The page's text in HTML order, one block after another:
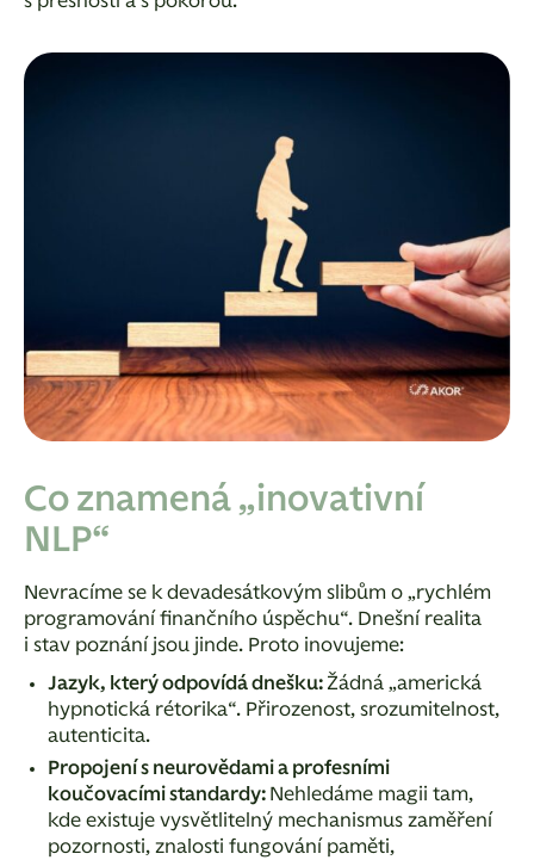
Co znamená „inovativní
NLP“
Nevracíme se k devadesátkovým slibům o „rychlém
programování finančního úspěchu“. Dnešní realita
i stav poznání jsou jinde. Proto inovujeme:
Jazyk, který odpovídá dnešku: Žádná „americká
hypnotická rétorika“. Přirozenost, srozumitelnost,
autenticita.
Propojení s neurovědami a profesními
koučovacími standardy: Nehledáme magii tam,
kde existuje vysvětlitelný mechanismus zaměření
pozornosti, znalosti fungování paměti,